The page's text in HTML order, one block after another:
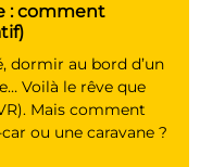
: comment
dormir au bord d’un
Voilà le rêve que
Mais comment
ou une caravane ?